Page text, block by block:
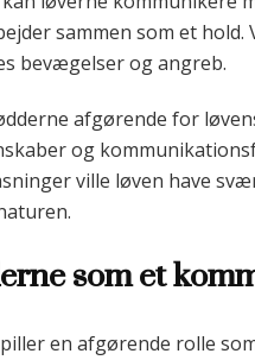
sammen som et
bevægelser og angreb.
afgørende for
og
ville løven have
som et
en afgørende rolle